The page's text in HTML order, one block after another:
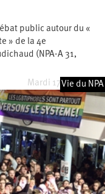
public autour du «
» de la 4e
(NPA-A 31,
Mardi 17 mars 2026
Vie du NPA